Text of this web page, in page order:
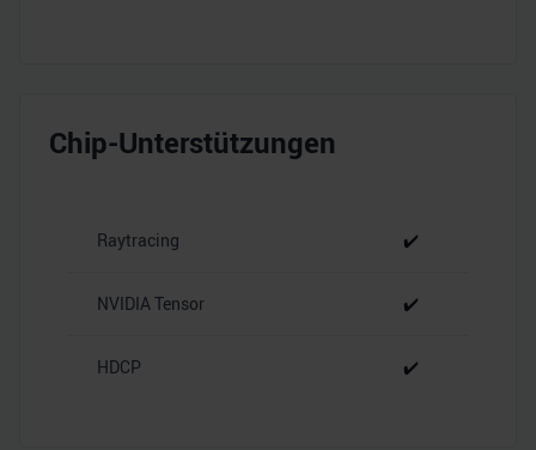
Chip-Unterstützungen
Raytracing ✔️
NVIDIA Tensor ✔️
HDCP ✔️